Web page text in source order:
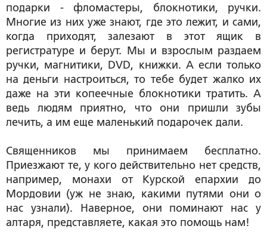
подарки - фломастеры, блокнотики, ручки.
Многие из них уже знают, где это лежит, и сами,
когда приходят, залезают в этот ящик в
регистратуре и берут. Мы и взрослым раздаем
ручки, магнитики, DVD, книжки. А если только
на деньги настроиться, то тебе будет жалко их
даже на эти копеечные блокнотики тратить. А
ведь людям приятно, что они пришли зубы
лечить, а им еще маленький подарочек дали.
Священников мы принимаем бесплатно.
Приезжают те, у кого действительно нет средств,
например, монахи от Курской епархии до
Мордовии (уж не знаю, какими путями они о
нас узнали). Наверное, они поминают нас у
алтаря, представляете, какая это помощь нам!